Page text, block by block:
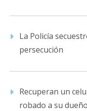
La Policía
persecución
Recuperan un
robado a su dueño